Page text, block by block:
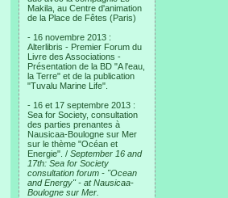
Makila, au Centre d'animation
de la Place de Fêtes (Paris)
- 16 novembre 2013 :
Alterlibris - Premier Forum du
Livre des Associations -
Présentation de la BD "A l'eau,
la Terre" et de la publication
"Tuvalu Marine Life".
- 16 et 17 septembre 2013 :
Sea for Society, consultation
des parties prenantes à
Nausicaa-Boulogne sur Mer
sur le thème "Océan et
Energie". / September 16 and
17th: Sea for Society
consultation forum - "Ocean
and Energy" - at Nausicaa-
Boulogne sur Mer.